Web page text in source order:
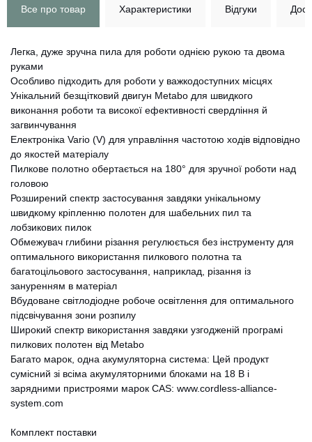
Все про товар Характеристики Відгуки
Легка, дуже зручна пила для роботи однією рукою та двома
руками
Особливо підходить для роботи у важкодоступних місцях
Унікальний безщітковий двигун Metabo для швидкого
виконання роботи та високої ефективності свердління й
загвинчування
Електроніка Vario (V) для управління частотою ходів відповідно
до якостей матеріалу
Пилкове полотно обертається на 180° для зручної роботи над
головою
Розширений спектр застосування завдяки унікальному
швидкому кріпленню полотен для шабельних пил та
лобзикових пилок
Обмежувач глибини різання регулюється без інструменту для
оптимального використання пилкового полотна та
багатоцільового застосування, наприклад, різання із
зануренням в матеріал
Вбудоване світлодіодне робоче освітлення для оптимального
підсвічування зони розпилу
Широкий спектр використання завдяки узгодженій програмі
пилкових полотен від Metabo
Багато марок, одна акумуляторна система: Цей продукт
сумісний зі всіма акумуляторними блоками на 18 В і
зарядними пристроями марок CAS: www.cordless-alliance-
system.com
Комплект поставки